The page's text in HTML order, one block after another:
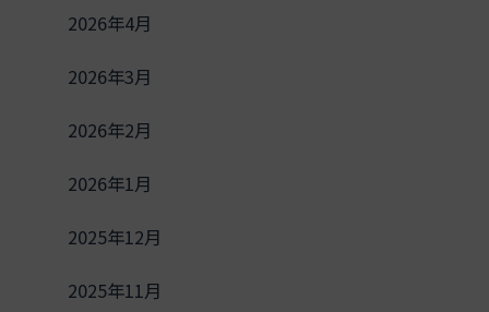
2026年4月
2026年3月
2026年2月
2026年1月
2025年12月
2025年11月